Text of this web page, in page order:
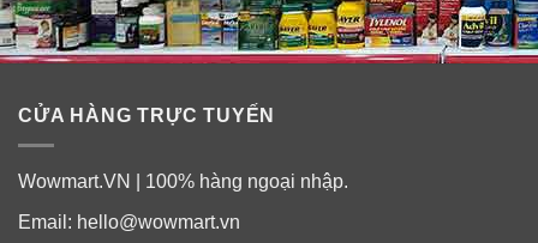
Lưu ý:
CỬA HÀNG TRỰC TUYẾN
Wowmart.VN | 100% hàng ngoại nhập.
Email: hello@wowmart.vn